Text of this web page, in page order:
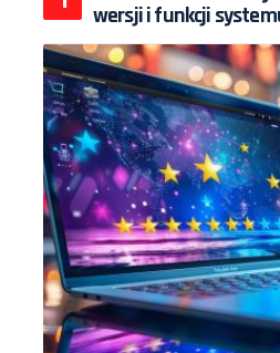
wersji i funkcji